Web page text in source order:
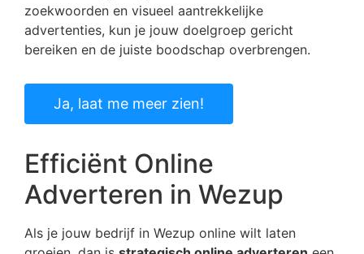
zoekwoorden en visueel aantrekkelijke
advertenties, kun je jouw doelgroep gericht
bereiken en de juiste boodschap overbrengen.
Ja, laat me meer zien!
Efficiënt Online
Adverteren in Wezup
Als je jouw bedrijf in Wezup online wilt laten